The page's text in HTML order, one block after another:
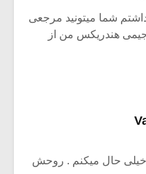
شما میتونید مرجعی
هندریکس من از
حال میکنم . روحش